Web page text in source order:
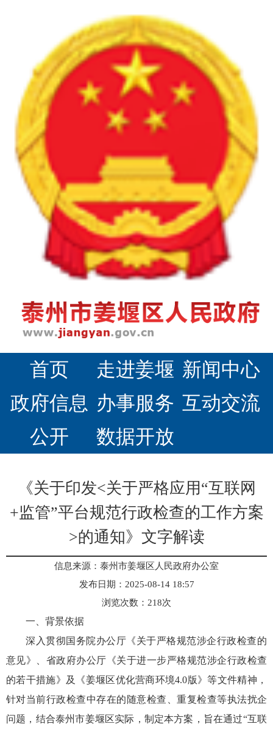
首页 走进姜堰 新闻中心
政府信息
公开
办事服务 互动交流
数据开放
《关于印发<关于严格应用“互联网
+监管”平台规范行政检查的工作方案
>的通知》文字解读
信息来源：泰州市姜堰区人民政府办公室
发布日期：2025-08-14 18:57
浏览次数： 218次
一、背景依据
深入贯彻国务院办公厅《关于严格规范涉企行政检查的
意见》、省政府办公厅《关于进一步严格规范涉企行政检查
的若干措施》及《姜堰区优化营商环境4.0版》等文件精神，
针对当前行政检查中存在的随意检查、重复检查等执法扰企
问题，结合泰州市姜堰区实际，制定本方案，旨在通过“互联